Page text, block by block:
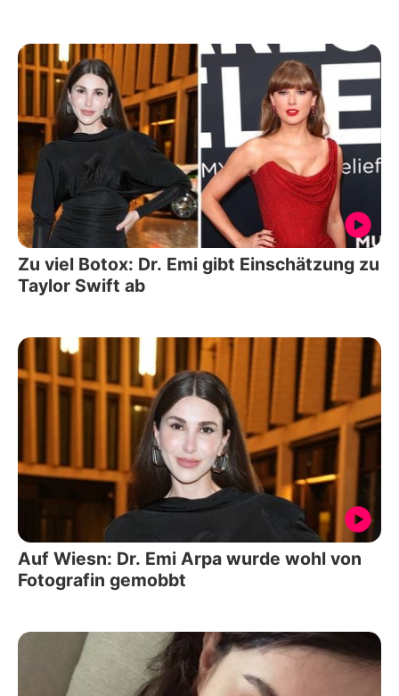
Zu viel Botox: Dr. Emi gibt Einschätzung zu
Taylor Swift ab
Auf Wiesn: Dr. Emi Arpa wurde wohl von
Fotografin gemobbt